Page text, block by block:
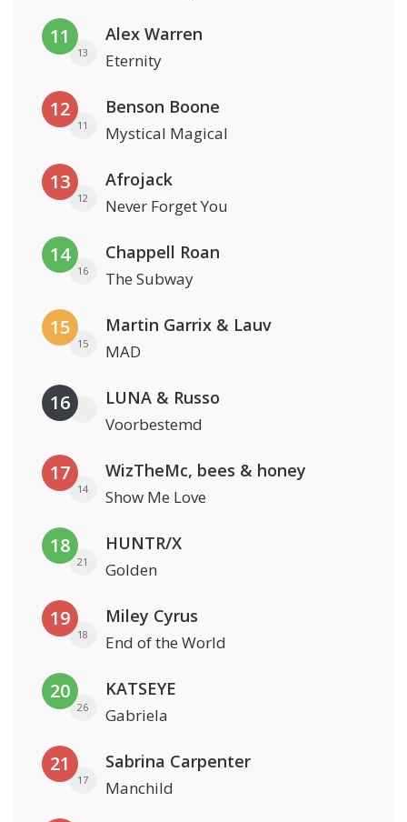
11
13
Alex Warren
Eternity
12
11
Benson Boone
Mystical Magical
13
12
Afrojack
Never Forget You
14
16
Chappell Roan
The Subway
15
15
Martin Garrix & Lauv
MAD
16 LUNA & Russo
Voorbestemd
17
14
WizTheMc, bees & honey
Show Me Love
18
21
HUNTR/X
Golden
19
18
Miley Cyrus
End of the World
20
26
KATSEYE
Gabriela
21
17
Sabrina Carpenter
Manchild